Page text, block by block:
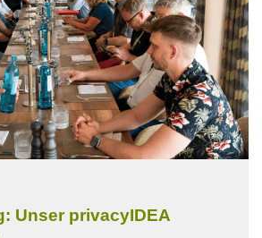
Unser privacyIDEA